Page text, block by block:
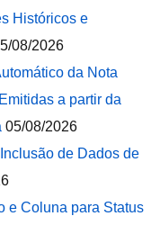
Históricos e
08/2026
da Nota
a partir da
05/08/2026
de Dados de
e Coluna para Status